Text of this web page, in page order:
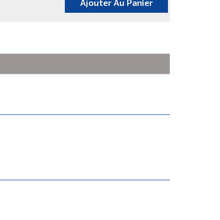
Ajouter Au Panier